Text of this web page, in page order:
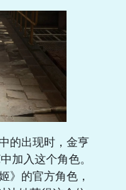
的出现时，金亨
加入这个角色。
》的官方角色，